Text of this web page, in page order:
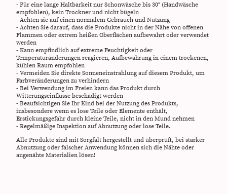
- Für eine lange Haltbarkeit nur Schonwäsche bis 30° (Handwäsche
empfohlen), kein Trockner und nicht bügeln
- Achten sie auf einen normalem Gebrauch und Nutzung
- Achten Sie darauf, dass die Produkte nicht in der Nähe von offenen
Flammen oder extrem heißen Oberflächen aufbewahrt oder verwendet
werden
- Kann empfindlich auf extreme Feuchtigkeit oder
Temperaturänderungen reagieren, Aufbewahrung in einem trockenen,
kühlen Raum empfohlen
- Vermeiden Sie direkte Sonneneinstrahlung auf diesem Produkt, um
Farbveränderungen zu verhindern
- Bei Verwendung im Freien kann das Produkt durch
Witterungseinflüsse beschädigt werden
- Beaufsichtigen Sie Ihr Kind bei der Nutzung des Produkts,
insbesondere wenn es lose Teile oder Elemente enthält,
Erstickungsgefahr durch kleine Teile, nicht in den Mund nehmen
- Regelmäßige Inspektion auf Abnutzung oder lose Teile.
Alle Produkte sind mit Sorgfalt hergestellt und überprüft, bei starker
Abnutzung oder falscher Anwendung können sich die Nähte oder
angenähte Materialien lösen!